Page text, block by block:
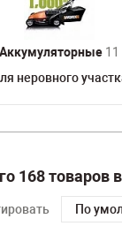
11
неровного
168 товаров
По